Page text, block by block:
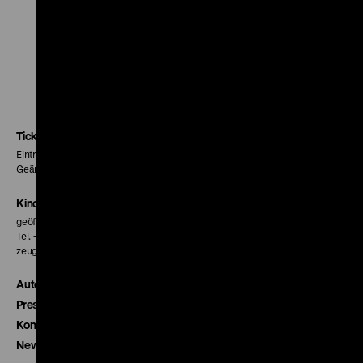
Tickets
Eintritt 5 €
Geänderte Preise sind im Programm vermerkt.
Kinokasse
geöffnet 30 Minuten vor Beginn der ersten Vorstellung
Tel. + 49 30 20304-770
zeughauskino@dhm.de
Autor*innen
Presse
Kontakt
Newsletter